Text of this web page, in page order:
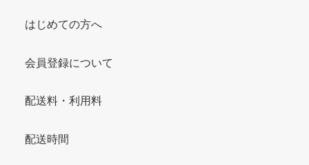
はじめての方へ
会員登録について
配送料・利用料
配送時間